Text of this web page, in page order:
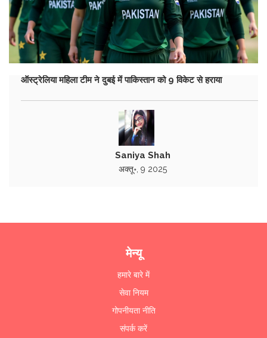
ऑस्ट्रेलिया महिला टीम ने दुबई में पाकिस्तान को 9 विकेट से हराया
Saniya Shah
अक्तू॰, 9 2025
मेन्यू
हमारे बारे में
सेवा नियम
गोपनीयता नीति
संपर्क करें